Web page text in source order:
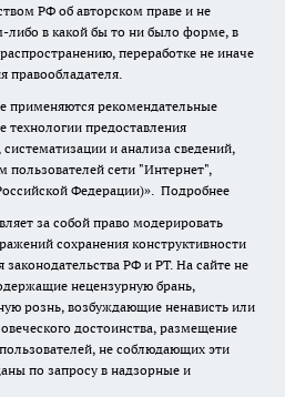
РФ об авторском праве и не
либо в какой бы то ни было форме, в
переработке не иначе
правообладателя.
применяются рекомендательные
предоставления
и анализа сведений,
пользователей сети "Интернет",
Федерации)». Подробнее
за собой право модерировать
сохранения конструктивности
РФ и РТ. На сайте не
нецензурную брань,
рознь, возбуждающие ненависть или
достоинства, размещение
не соблюдающих эти
по запросу в надзорные и